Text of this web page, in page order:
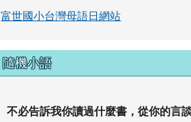
富世國小台灣母語日網站
隨機小語
不必告訴我你讀過什麼書，從你的言